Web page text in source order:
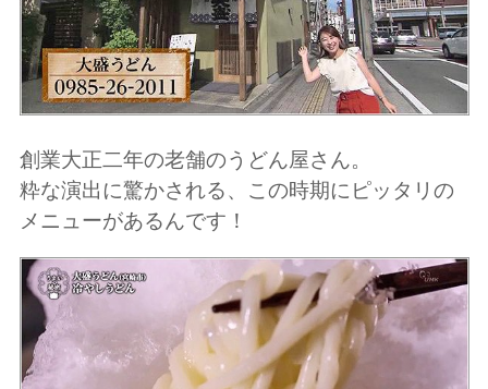
創業大正二年の老舗のうどん屋さん。
粋な演出に驚かされる、この時期にピッタリの
メニューがあるんです！